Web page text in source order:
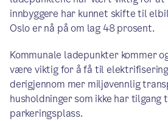
innbyggere har kunnet skifte til
Oslo er nå på om lag 48 prosent.
Kommunale ladepunkter kommer
være viktig for å få til
derigjennom mer miljøvennlig
husholdninger som ikke har tilgang
parkeringsplass.